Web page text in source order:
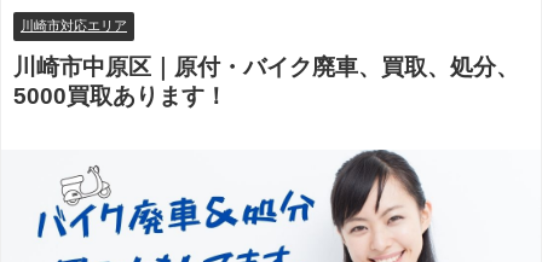
川崎市対応エリア
川崎市中原区｜原付・バイク廃車、買取、処分、
5000買取あります！